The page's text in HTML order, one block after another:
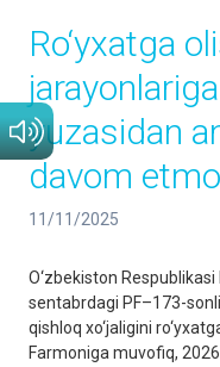
Ro‘yxatga
yuzasidan
davom
11/11/2025
O‘zbekiston
sentabrdagi PF–173-
qishloq xo‘jaligini
Farmoniga muvofiq,